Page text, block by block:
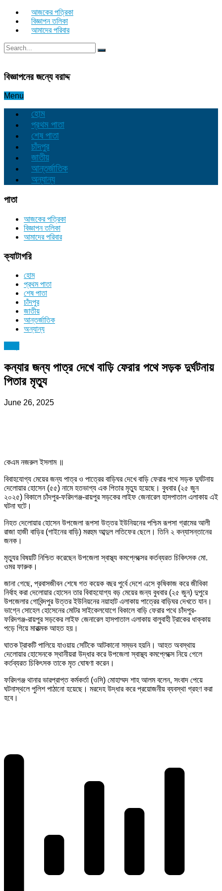
আজকের পত্রিকা
বিজ্ঞাপন তলিকা
আমাদের পরিবার
বিজ্ঞাপনের জন্যে বরাদ্দ
Menu
হোম
প্রথম পাতা
শেষ পাতা
চাঁদপুর
জাতীয়
আন্তর্জাতিক
অন্যান্য
পাতা
আজকের পত্রিকা
বিজ্ঞাপন তলিকা
আমাদের পরিবার
ক্যাটাগরি
হোম
প্রথম পাতা
শেষ পাতা
চাঁদপুর
জাতীয়
আন্তর্জাতিক
অন্যান্য
কন্যার জন্য পাত্র দেখে বাড়ি ফেরার পথে সড়ক দুর্ঘটনায়
পিতার মৃত্যু
June 26, 2025
কেএম নজরুল ইসলাম ॥
বিবাহযোগ্য মেয়ের জন্য পাত্র ও পাত্রের বাড়িঘর দেখে বাড়ি ফেরার পথে সড়ক দুর্ঘটনায়
দেলোয়ার হোসেন (৫৫) নামে হতভাগ্য এক পিতার মৃত্যু হয়েছে। বুধবার (২৫ জুন
২০২৫) বিকালে চাঁদপুর-ফরিদগঞ্জ-রায়পুর সড়কের লাইফ জেনারেল হাসপাতাল এলাকায় এই
ঘটনা ঘটে।
নিহত দেলোয়ার হোসেন উপজেলা রূপসা উত্তর ইউনিয়নের পশ্চিম রূপসা গ্রামের আলী
রাজা হাজী বাড়ির (গাইনের বাড়ি) মরহুম আব্দুল লতিফের ছেলে। তিনি ২ কন্যাসন্তানের
জনক।
মৃত্যুর বিষয়টি নিশ্চিত করেছেন উপজেলা স্বাস্থ্য কমপ্লেক্সের কর্তব্যরত চিকিৎসক মো.
ওমর ফারুক।
জানা গেছে, প্রবাসজীবন শেষে গত কয়েক বছর পুর্বে দেশে এসে কৃষিকাজ করে জীবিকা
নির্বাহ করা দেলোয়ার হোসেন তার বিবাহযোগ্য বড় মেয়ের জন্য বুধবার (২৫ জুন) দুপুরে
উপজেলার গোবিন্দপুর উত্তর ইউনিয়নের নয়াহাট এলাকায় পাত্রের বাড়িঘর দেখতে যান।
ভাগ্নে সোহেল হোসেনের মোটর সাইকেলযোগে বিকালে বাড়ি ফেরার পথে চাঁদপুর-
ফরিদগঞ্জ-রায়পুর সড়কের লাইফ জেনারেল হাসপাতাল এলাকায় বালুবাহী ট্রাকের ধাক্কায়
পড়ে গিয়ে মারাত্মক আহত হয়।
ঘাতক ট্রাকটি পালিয়ে যাওয়ায় সেটিকে আটকানো সম্ভব হয়নি। আহত অবস্থায়
দেলোয়ার হোসেনকে স্থানীয়রা উদ্ধার করে উপজেলা স্বাস্থ্য কমপ্লেক্সে নিয়ে গেলে
কর্তব্যরত চিকিৎসক তাকে মৃত ঘোষণা করেন।
ফরিদগঞ্জ থানার ভারপ্রাপ্ত কর্মকর্তা (ওসি) মোহাম্মদ শাহ আলম বলেন, সংবাদ পেয়ে
ঘটনাস্থলে পুলিশ পাঠানো হয়েছে। মরদেহ উদ্ধার করে প্রয়োজনীয় ব্যবস্থা গ্রহণ করা
হবে।